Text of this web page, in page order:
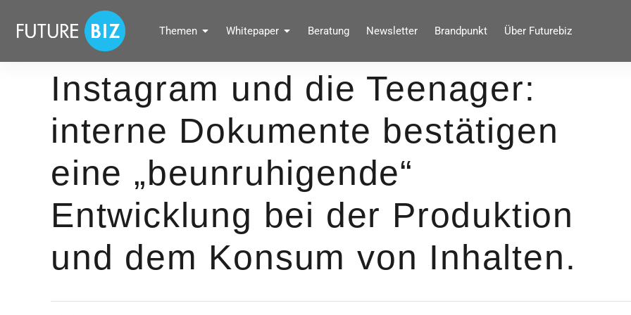
überspringen
FUTUREBIZ
Social Media Marketing Blog für Unternehmen by BRANDPUNKT
Themen Whitepaper Beratung Newsletter Brandpunkt Über Futurebiz
Instagram und die Teenager:
interne Dokumente bestätigen
eine „beunruhigende“
Entwicklung bei der Produktion
und dem Konsum von Inhalten.